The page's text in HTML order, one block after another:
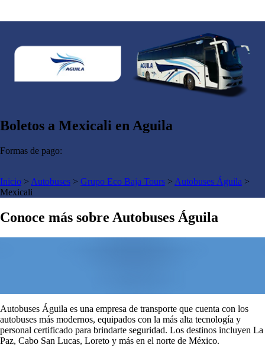
Boletos a Mexicali en Aguila
Formas de pago:
Inicio > Autobuses > Grupo Eco Baja Tours > Autobuses Águila >
Mexicali
Conoce más sobre Autobuses Águila
Autobuses Águila es una empresa de transporte que cuenta con los
autobuses más modernos, equipados con la más alta tecnología y
personal certificado para brindarte seguridad. Los destinos incluyen La
Paz, Cabo San Lucas, Loreto y más en el norte de México.